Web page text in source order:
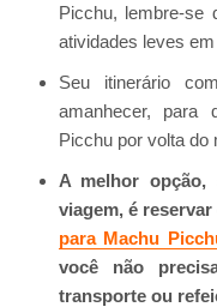
Picchu, lembre-se
atividades leves
Seu itinerário
amanhecer,
Picchu por volta do
A melhor
viagem, é reservar
para Machu
você não
transporte ou